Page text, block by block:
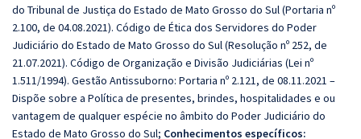
do Tribunal de Justiça do Estado de Mato Grosso do Sul (Portaria nº
2.100, de 04.08.2021). Código de Ética dos Servidores do Poder
Judiciário do Estado de Mato Grosso do Sul (Resolução nº 252, de
21.07.2021). Código de Organização e Divisão Judiciárias (Lei nº
1.511/1994). Gestão Antissuborno: Portaria nº 2.121, de 08.11.2021 –
Dispõe sobre a Política de presentes, brindes, hospitalidades e ou
vantagem de qualquer espécie no âmbito do Poder Judiciário do
Estado de Mato Grosso do Sul; Conhecimentos específicos: